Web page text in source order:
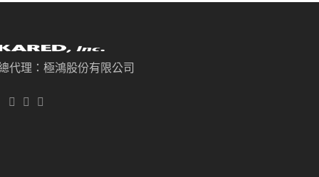
代理：極鴻股份有限公司